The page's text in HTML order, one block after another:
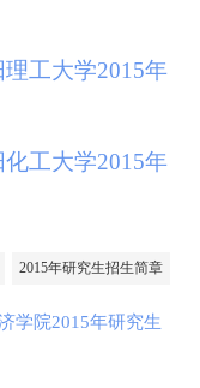
工大学2015年
工大学2015年
2015年研究生招生简章
学院2015年研究生